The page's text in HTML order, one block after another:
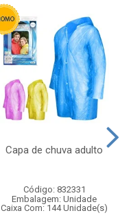
Capa de chuva adulto
Código: 832331
Embalagem: Unidade
Caixa Com: 144 Unidade(s)